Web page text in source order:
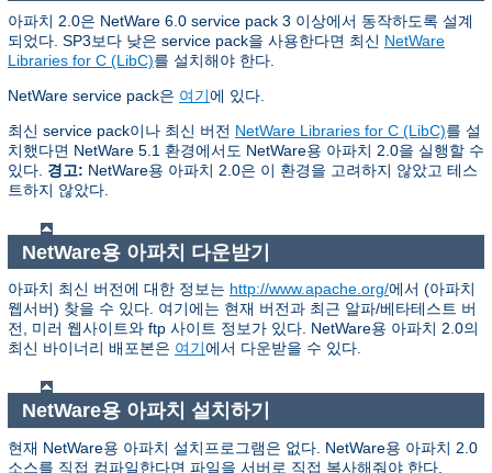
아파치 2.0은 NetWare 6.0 service pack 3 이상에서 동작하도록 설계
되었다. SP3보다 낮은 service pack을 사용한다면 최신 NetWare
Libraries for C (LibC)를 설치해야 한다.
NetWare service pack은 여기에 있다.
최신 service pack이나 최신 버전 NetWare Libraries for C (LibC)를 설
치했다면 NetWare 5.1 환경에서도 NetWare용 아파치 2.0을 실행할 수
있다. 경고: NetWare용 아파치 2.0은 이 환경을 고려하지 않았고 테스
트하지 않았다.
NetWare용 아파치 다운받기
아파치 최신 버전에 대한 정보는 http://www.apache.org/에서 (아파치
웹서버) 찾을 수 있다. 여기에는 현재 버전과 최근 알파/베타테스트 버
전, 미러 웹사이트와 ftp 사이트 정보가 있다. NetWare용 아파치 2.0의
최신 바이너리 배포본은 여기에서 다운받을 수 있다.
NetWare용 아파치 설치하기
현재 NetWare용 아파치 설치프로그램은 없다. NetWare용 아파치 2.0
소스를 직접 컴파일한다면 파일을 서버로 직접 복사해줘야 한다.